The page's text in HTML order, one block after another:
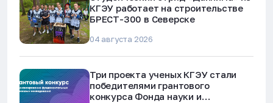
КГЭУ работает на строительстве
БРЕСТ-300 в Северске
04 августа 2026
Три проекта ученых КГЭУ стали
победителями грантового
конкурса Фонда науки и